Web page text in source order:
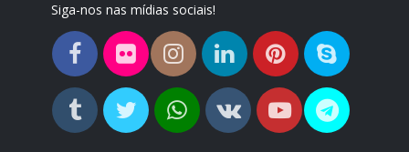
Siga-nos nas mídias sociais!